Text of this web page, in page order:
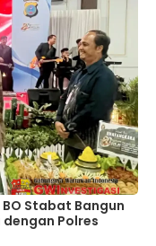
Stabat Bangun
Polres